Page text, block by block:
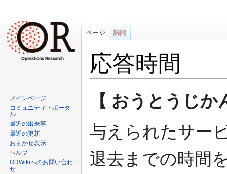
応答時間
ー
シ
ン
移
動
【 おうとうじ
与えられたサー
退去までの時間
ページ 議論
メインページ
コミュニティ・ポータ
ル
最近の出来事
最近の更新
おまかせ表示
ヘルプ
ORWikiへのお問い合わ
せ